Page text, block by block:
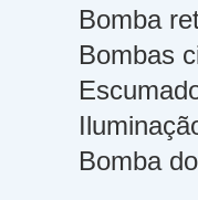
Bomba
Bombas
Bomba